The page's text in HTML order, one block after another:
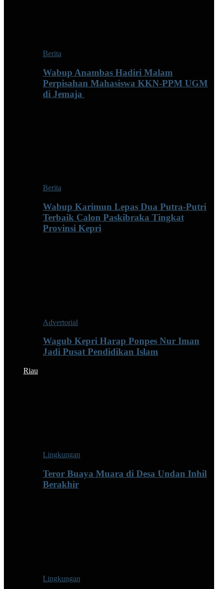
Berita
Wabup Anambas Hadiri Malam
Perpisahan Mahasiswa KKN-PPM UGM
di Jemaja ‎
Berita
Wabup Karimun Lepas Dua Putra-Putri
Terbaik Calon Paskibraka Tingkat
Provinsi Kepri
Advertorial
Wagub Kepri Harap Ponpes Nur Iman
Jadi Pusat Pendidikan Islam
Riau
Lingkungan
Teror Buaya Muara di Desa Undan Inhil
Berakhir
Lingkungan